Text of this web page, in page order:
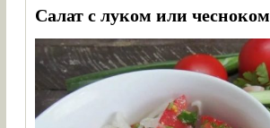
Салат с луком или чесноком